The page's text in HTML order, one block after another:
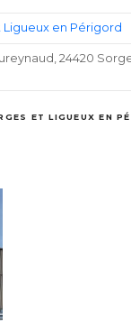
Ligueux en Périgord
24420
ET LIGUEUX EN